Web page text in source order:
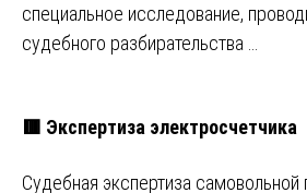
специальное исследование,
судебного разбирательства …
🟥 Экспертиза электросчетчика
Судебная экспертиза самовольной